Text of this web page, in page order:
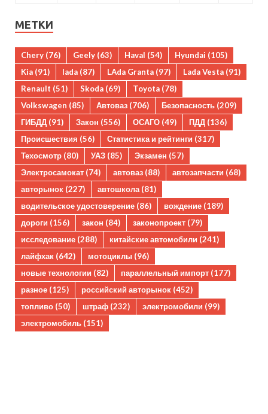
МЕТКИ
Chery (76) Geely (63) Haval (54) Hyundai (105)
Kia (91) lada (87) LAda Granta (97) Lada Vesta (91)
Renault (51) Skoda (69) Toyota (78)
Volkswagen (85) Автоваз (706) Безопасность (209)
ГИБДД (91) Закон (556) ОСАГО (49) ПДД (136)
Происшествия (56) Статистика и рейтинги (317)
Техосмотр (80) УАЗ (85) Экзамен (57)
Электросамокат (74) автоваз (88) автозапчасти (68)
авторынок (227) автошкола(81)
водительское удостоверение (86) вождение (189)
дороги (156) закон (84) законопроект (79)
исследование (288) китайские автомобили (241)
лайфхак (642) мотоциклы (96)
новые технологии (82) параллельный импорт (177)
разное (125) российский авторынок (452)
топливо (50) штраф (232) электромобили (99)
электромобиль (151)